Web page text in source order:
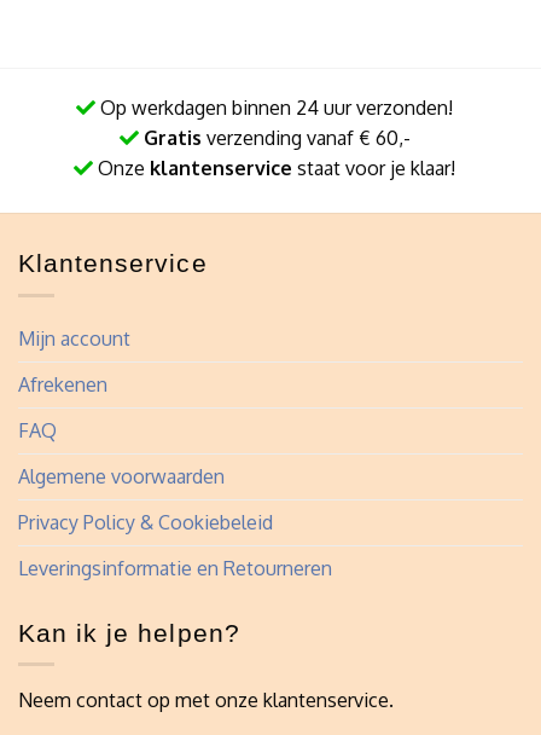
Op werkdagen binnen 24 uur verzonden!
Gratis verzending vanaf € 60,-
Onze klantenservice staat voor je klaar!
Klantenservice
Mijn account
Afrekenen
FAQ
Algemene voorwaarden
Privacy Policy & Cookiebeleid
Leveringsinformatie en Retourneren
Kan ik je helpen?
Neem contact op met onze klantenservice.